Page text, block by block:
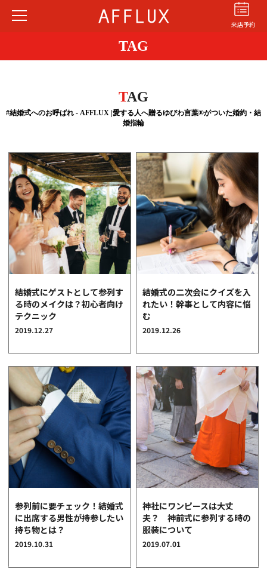
来店予約
商品カテゴリ
ショップ
AFFLUXについて
AFFLUXの永久保証®
無限大のオーダーメイド
ゆびわ言葉®
AFFLUXダイヤモンド
サービス
お役立ち記事
ブログ・お客様の声
カタログ請求
06-7777-7370
受付時間 11:00〜19:00/火曜日定休
よくあるご質問 | 会社概要 |採用情報
お問い合わせ|プライバシーポリシー
TAG
TAG
#結婚式へのお呼ばれ - AFFLUX |愛する人へ贈るゆびわ言葉®がついた婚約・結
婚指輪
結婚式にゲストとして参列す
る時のメイクは？初心者向け
テクニック
2019.12.27
結婚式の二次会にクイズを入
れたい！幹事として内容に悩
む
2019.12.26
参列前に要チェック！結婚式
に出席する男性が持参したい
持ち物とは？
2019.10.31
神社にワンピースは大丈
夫？ 神前式に参列する時の
服装について
2019.07.01